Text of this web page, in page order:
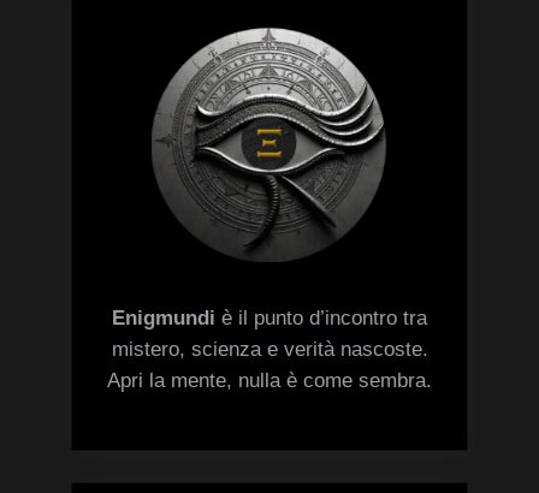
Enigmundi è il punto d’incontro tra
mistero, scienza e verità nascoste.
Apri la mente, nulla è come sembra.